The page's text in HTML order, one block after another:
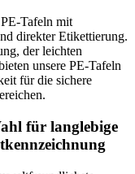
Tafeln mit
direkter Etikettierung.
der leichten
unsere PE-Tafeln
für die sichere
für langlebige